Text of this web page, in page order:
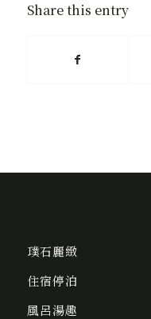
Share this entry
璞石麗緻
住宿停泊
風呂湯趣